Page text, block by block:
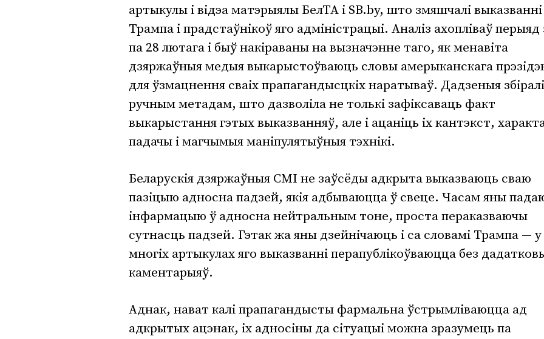
артыкулы і відэа матэрыялы БелТА і SB.by, што змяшчалі выказванні
Трампа і прадстаўнікоў яго адміністрацыі. Аналіз ахопліваў перыяд
па 28 лютага і быў накіраваны на вызначэнне таго, як менавіта
дзяржаўныя медыя выкарыстоўваюць словы амерыканскага
для ўзмацнення сваіх прапагандысцкіх наратываў. Дадзеныя
ручным метадам, што дазволіла не толькі зафіксаваць факт
выкарыстання гэтых выказванняў, але і ацаніць іх кантэкст,
падачы і магчымыя маніпулятыўныя тэхнікі.
Беларускія дзяржаўныя СМІ не заўсёды адкрыта выказваюць сваю
пазіцыю адносна падзей, якія адбываюцца ў свеце. Часам яны
інфармацыю ў адносна нейтральным тоне, проста пераказваючы
сутнасць падзей. Гэтак жа яны дзейнічаюць і са словамі Трампа — у
многіх артыкулах яго выказванні перапублікоўваюцца без
каментарыяў.
Аднак, нават калі прапагандысты фармальна ўстрымліваюцца ад
адкрытых ацэнак, іх адносіны да сітуацыі можна зразумець па